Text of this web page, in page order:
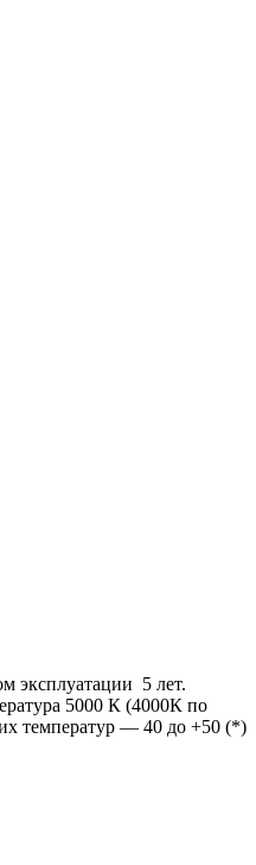
эксплуатации 5 лет.
5000 К (4000К по
температур — 40 до +50 (*)